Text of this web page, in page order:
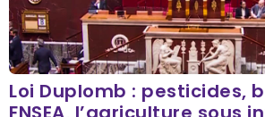
Loi Duplomb : pesticides,